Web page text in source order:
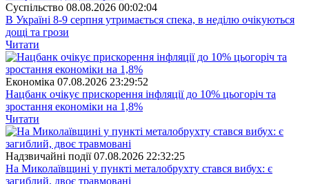
Суспiльство 08.08.2026 00:02:04
В Україні 8-9 серпня утримається спека, в неділю очікуються
дощі та грози
Читати
Економіка 07.08.2026 23:29:52
Нацбанк очікує прискорення інфляції до 10% цьогоріч та
зростання економіки на 1,8%
Читати
Надзвичайні події 07.08.2026 22:32:25
На Миколаївщині у пункті металобрухту стався вибух: є
загиблий, двоє травмовані